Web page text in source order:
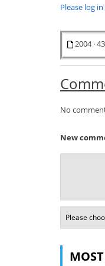
Please log
2004 ·
No
New